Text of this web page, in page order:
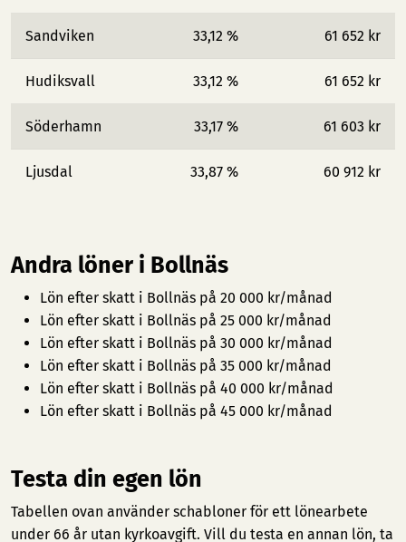
Sandviken 33,12 % 61 652 kr
Hudiksvall 33,12 % 61 652 kr
Söderhamn 33,17 % 61 603 kr
Ljusdal 33,87 % 60 912 kr
Andra löner i Bollnäs
Lön efter skatt i Bollnäs på 20 000 kr/månad
Lön efter skatt i Bollnäs på 25 000 kr/månad
Lön efter skatt i Bollnäs på 30 000 kr/månad
Lön efter skatt i Bollnäs på 35 000 kr/månad
Lön efter skatt i Bollnäs på 40 000 kr/månad
Lön efter skatt i Bollnäs på 45 000 kr/månad
Testa din egen lön
Tabellen ovan använder schabloner för ett lönearbete
under 66 år utan kyrkoavgift. Vill du testa en annan lön, ta